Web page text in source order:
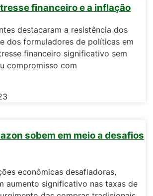
financeiro e a inflação
destacaram a resistência dos
dos formuladores de políticas em
financeiro significativo sem
compromisso com
sobem em meio a desafios
econômicas desafiadoras,
aumento significativo nas taxas de